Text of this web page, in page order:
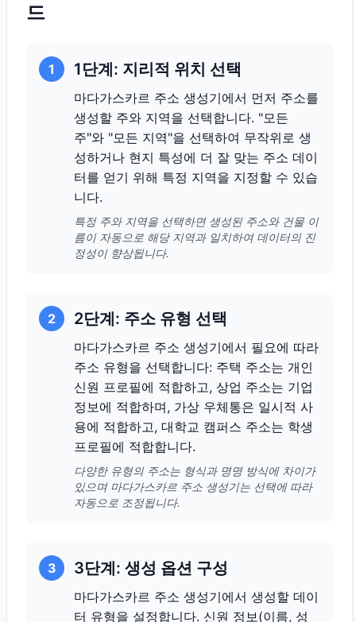
드
1 1단계: 지리적 위치 선택
마다가스카르 주소 생성기에서 먼저 주소를
생성할 주와 지역을 선택합니다. "모든
주"와 "모든 지역"을 선택하여 무작위로 생
성하거나 현지 특성에 더 잘 맞는 주소 데이
터를 얻기 위해 특정 지역을 지정할 수 있습
니다.
특정 주와 지역을 선택하면 생성된 주소와 건물 이
름이 자동으로 해당 지역과 일치하여 데이터의 진
정성이 향상됩니다.
2 2단계: 주소 유형 선택
마다가스카르 주소 생성기에서 필요에 따라
주소 유형을 선택합니다: 주택 주소는 개인
신원 프로필에 적합하고, 상업 주소는 기업
정보에 적합하며, 가상 우체통은 일시적 사
용에 적합하고, 대학교 캠퍼스 주소는 학생
프로필에 적합합니다.
다양한 유형의 주소는 형식과 명명 방식에 차이가
있으며 마다가스카르 주소 생성기는 선택에 따라
자동으로 조정됩니다.
3 3단계: 생성 옵션 구성
마다가스카르 주소 생성기에서 생성할 데이
터 유형을 설정합니다. 신원 정보(이름, 성